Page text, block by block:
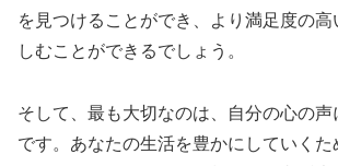
を見つけることができ、より満足度の
しむことができるでしょう。
そして、最も大切なのは、自分の心の声
です。あなたの生活を豊かにしていく